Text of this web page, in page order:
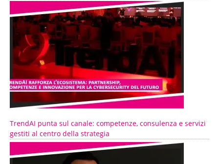
TrendAI punta sul canale: competenze, consulenza e servizi
gestiti al centro della strategia